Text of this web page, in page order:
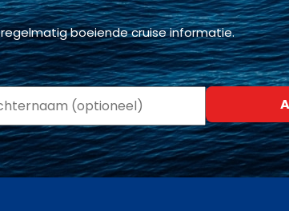
boeiende cruise informatie.